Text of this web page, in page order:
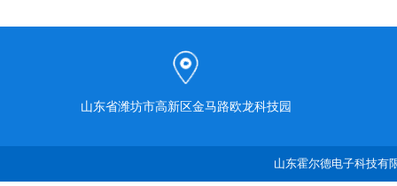
山东省潍坊市高新区金马路欧龙科技园
山东霍尔德电子科技有